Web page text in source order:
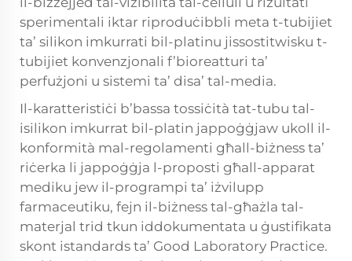
sperimentali iktar riproduċibbli meta t-tubijiet
ta’ silikon imkurrati bil-platinu jissostitwisku t-
tubijiet konvenzjonali f’bioreatturi ta’
perfużjoni u sistemi ta’ disa’ tal-media.
Il-karatteristiċi b’bassa tossiċità tat-tubu tal-
isilikon imkurrat bil-platin jappoġġjaw ukoll il-
konformità mal-regolamenti għall-biżness ta’
riċerka li jappoġġja l-proposti għall-apparat
mediku jew il-programpi ta’ iżvilupp
farmaceutiku, fejn il-biżness tal-għażla tal-
materjal trid tkun iddokumentata u ġustifikata
skont istandards ta’ Good Laboratory Practice.